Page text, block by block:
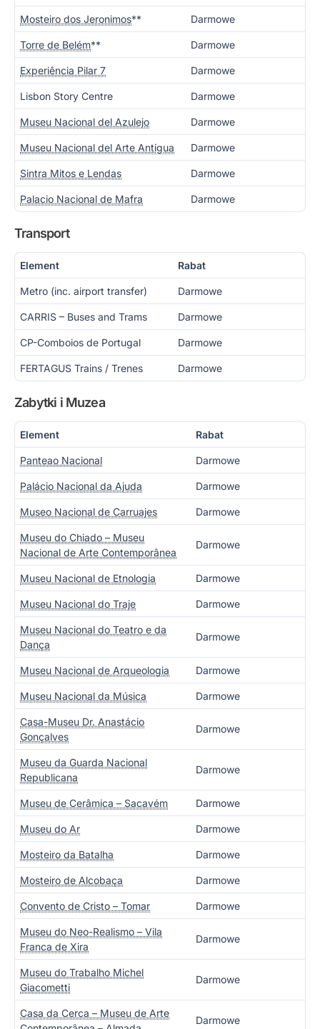
Mosteiro dos Jeronimos** Darmowe
Torre de Belém** Darmowe
Experiência Pilar 7 Darmowe
Lisbon Story Centre Darmowe
Museu Nacional del Azulejo Darmowe
Museu Nacional del Arte Antigua Darmowe
Sintra Mitos e Lendas Darmowe
Palacio Nacional de Mafra Darmowe
Transport
Element Rabat
Metro (inc. airport transfer) Darmowe
CARRIS – Buses and Trams Darmowe
CP-Comboios de Portugal Darmowe
FERTAGUS Trains / Trenes Darmowe
Zabytki i Muzea
Element Rabat
Panteao Nacional Darmowe
Palácio Nacional da Ajuda Darmowe
Museo Nacional de Carruajes Darmowe
Museu do Chiado – Museu
Nacional de Arte Contemporânea
Darmowe
Museu Nacional de Etnologia Darmowe
Museu Nacional do Traje Darmowe
Museu Nacional do Teatro e da
Dança
Darmowe
Museu Nacional de Arqueologia Darmowe
Museu Nacional da Música Darmowe
Casa-Museu Dr. Anastácio
Gonçalves
Darmowe
Museu da Guarda Nacional
Republicana
Darmowe
Museu de Cerâmica – Sacavém Darmowe
Museu do Ar Darmowe
Mosteiro da Batalha Darmowe
Mosteiro de Alcobaça Darmowe
Convento de Cristo – Tomar Darmowe
Museu do Neo-Realismo – Vila
Franca de Xira
Darmowe
Museu do Trabalho Michel
Giacometti
Darmowe
Casa da Cerca – Museu de Arte
Darmowe